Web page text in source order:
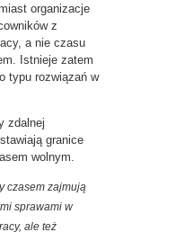
organizacje
z
a nie czasu
Istnieje zatem
typu rozwiązań w
zdalnej
granice
wolnym.
czasem zajmują
sprawami w
ale też